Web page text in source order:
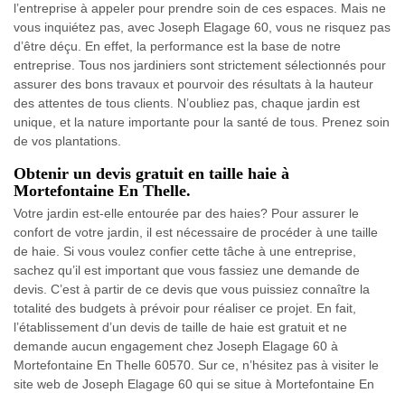
l’entreprise à appeler pour prendre soin de ces espaces. Mais ne
vous inquiétez pas, avec Joseph Elagage 60, vous ne risquez pas
d’être déçu. En effet, la performance est la base de notre
entreprise. Tous nos jardiniers sont strictement sélectionnés pour
assurer des bons travaux et pourvoir des résultats à la hauteur
des attentes de tous clients. N’oubliez pas, chaque jardin est
unique, et la nature importante pour la santé de tous. Prenez soin
de vos plantations.
Obtenir un devis gratuit en taille haie à
Mortefontaine En Thelle.
Votre jardin est-elle entourée par des haies? Pour assurer le
confort de votre jardin, il est nécessaire de procéder à une taille
de haie. Si vous voulez confier cette tâche à une entreprise,
sachez qu’il est important que vous fassiez une demande de
devis. C’est à partir de ce devis que vous puissiez connaître la
totalité des budgets à prévoir pour réaliser ce projet. En fait,
l’établissement d’un devis de taille de haie est gratuit et ne
demande aucun engagement chez Joseph Elagage 60 à
Mortefontaine En Thelle 60570. Sur ce, n’hésitez pas à visiter le
site web de Joseph Elagage 60 qui se situe à Mortefontaine En